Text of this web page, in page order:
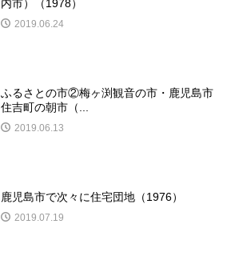
内市）（1978）
2019.06.24
ふるさとの市②梅ヶ渕観音の市・鹿児島市
住吉町の朝市（...
2019.06.13
鹿児島市で次々に住宅団地（1976）
2019.07.19